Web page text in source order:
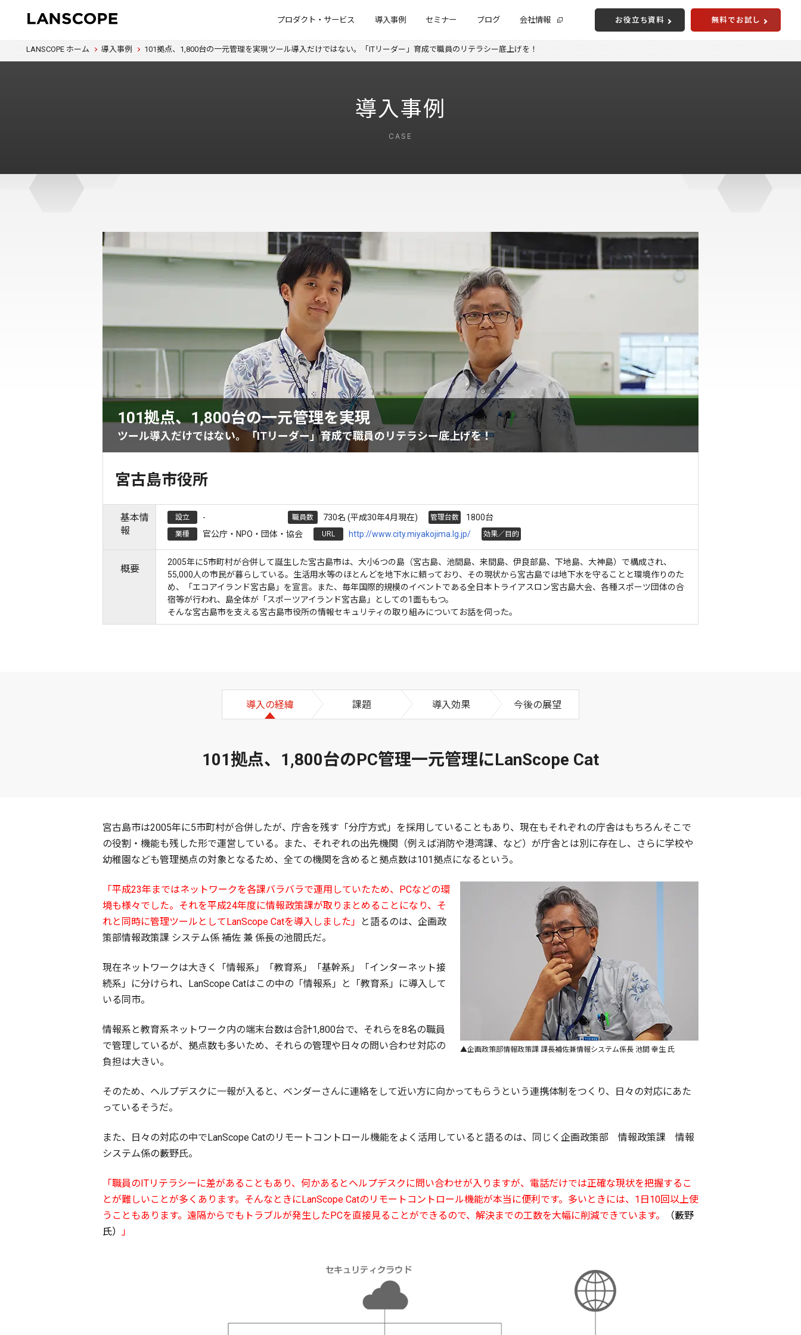
プロダクト・サービス 導入事例 セミナー ブログ 会社情報 お役立ち資料 無料でお試し
LANSCOPE ホーム 導入事例 101拠点、1,800台の一元管理を実現ツール導入だけではない。「ITリーダー」育成で職員のリテラシー底上げを！
導入事例
CASE
101拠点、1,800台の一元管理を実現
ツール導入だけではない。「ITリーダー」育成で職員のリテラシー底上げを！
宮古島市役所
基本情
報
設立 - 職員数 730名 (平成30年4月現在) 管理台数 1800台
業種 官公庁・NPO・団体・協会 URL http://www.city.miyakojima.lg.jp/ 効果／目的
概要
2005年に5市町村が合併して誕生した宮古島市は、大小6つの島（宮古島、池間島、来間島、伊良部島、下地島、大神島）で構成され、
55,000人の市民が暮らしている。生活用水等のほとんどを地下水に頼っており、その現状から宮古島では地下水を守ることと環境作りのた
め、「エコアイランド宮古島」を宣言。また、毎年国際的規模のイベントである全日本トライアスロン宮古島大会、各種スポーツ団体の合
宿等が行われ、島全体が「スポーツアイランド宮古島」としての1面ももつ。
そんな宮古島市を支える宮古島市役所の情報セキュリティの取り組みについてお話を伺った。
101拠点、1,800台のPC管理一元管理にLanScope Cat
導入の経緯 課題 導入効果 今後の展望
宮古島市は2005年に5市町村が合併したが、庁舎を残す「分庁方式」を採用していることもあり、現在もそれぞれの庁舎はもちろんそこで
の役割・機能も残した形で運営している。また、それぞれの出先機関（例えば消防や港湾課、など）が庁舎とは別に存在し、さらに学校や
幼稚園なども管理拠点の対象となるため、全ての機関を含めると拠点数は101拠点になるという。
▲企画政策部情報政策課 課長補佐兼情報システム係長 池間 幸生 氏
「平成23年まではネットワークを各課バラバラで運用していたため、PCなどの環
境も様々でした。それを平成24年度に情報政策課が取りまとめることになり、そ
れと同時に管理ツールとしてLanScope Catを導入しました」
と語るのは、企画政
策部情報政策課 システム係 補佐 兼 係長の池間氏だ。
現在ネットワークは大きく「情報系」「教育系」「基幹系」「インターネット接
続系」に分けられ、LanScope Catはこの中の「情報系」と「教育系」に導入して
いる同市。
情報系と教育系ネットワーク内の端末台数は合計1,800台で、それらを8名の職員
で管理しているが、拠点数も多いため、それらの管理や日々の問い合わせ対応の
負担は大きい。
そのため、ヘルプデスクに一報が入ると、ベンダーさんに連絡をして近い方に向かってもらうという連携体制をつくり、日々の対応にあた
っているそうだ。
また、日々の対応の中でLanScope Catのリモートコントロール機能をよく活用していると語るのは、同じく企画政策部 情報政策課 情報
システム係の藪野氏。
「職員のITリテラシーに差があることもあり、何かあるとヘルプデスクに問い合わせが入りますが、電話だけでは正確な現状を把握するこ
とが難しいことが多くあります。そんなときにLanScope Catのリモートコントロール機能が本当に便利です。多いときには、1日10回以上使
うこともあります。遠隔からでもトラブルが発生したPCを直接見ることができるので、解決までの工数を大幅に削減できています。
（藪野
氏） 」